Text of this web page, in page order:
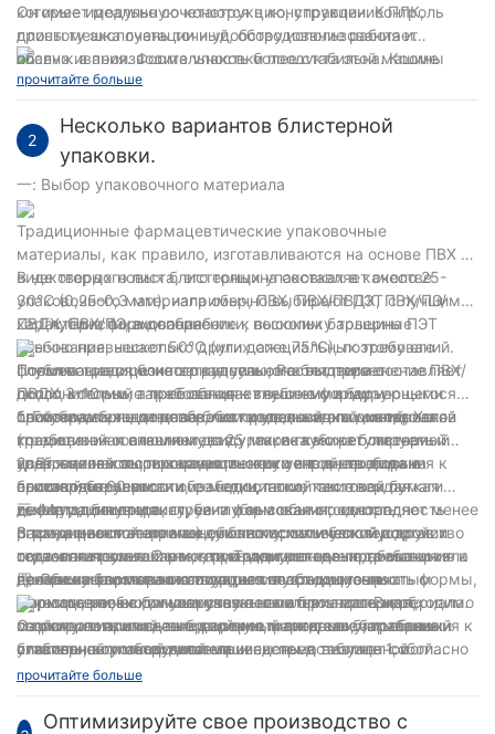
которые идеально сочетаются в конструкции. Контроль
длины мешка очень точный, оборудование работает
плавно, а производительность более стабильна. Кроме
того, датчик уровня жидкости используется для
резервуаре, чтобы обеспечить точность измерений.
Гидроксильная группа и сильный ультрафиолетовый свет,
излучаемый несколькими группами кварцевых ламп,
стерилизуют упаковочную пленку, и эффект стерилизации
хороший; оборудование подключено к системе CIP, которая
позволяет осуществлять автоматический цикл очистки и
эффективно удалять остатки в трубопроводе подачи
жидкости; внешнее устройство коррекции пленки.
Конструкция гарантирует, что упакованные товары всегда
заполняются в закрытой среде, что больше соответствует
требованиям гигиены и безопасности пищевых продуктов.
Он имеет модульную конструкцию, управление ПЛК,
простоту эксплуатации и удобство использования и
обслуживания. Форма упаковки продукта этой машины
представляет собой пакет подушечного типа с обратной
трехслойную соэкструдированную пленку, либо ретортную
пленку, сухую композитную пленку или многослойную
соэкструдированную композитную пленку (ПЭ/ПА). /ПЭТ,
ПЭ/ПА, ПЭ/ПЭТ, ПЭ/БОПП, ПЭ/АЛ/ПЭТ и т. д.) используются в
качестве упаковочных материалов и могут автоматически
выполнять такие процессы упаковки, как изготовление
пакетов, наполнение, измерение, запечатывание и резку, а
также печать даты.
прочитайте больше
2
Несколько вариантов блистерной
упаковки.
一: Выбор упаковочного материала
Традиционные фармацевтические упаковочные
материалы, как правило, изготавливаются на основе ПВХ в
виде твердого листа, его толщина составляет около 25-
30°C (0,25-0,3 мм), например, ПВХ, ПВХ/ПВДХ, ПВХ/ПЭ/
ПВДХ, ПВХ/ПЭ, в дополнение к высоким барьерные
требования, несколько других специальных требований.
Появляющаяся блистерная упаковка выдвигает
дополнительные требования к внешнему виду и
производительности обработки упаковочных материалов
(требования к внешнему виду, такие как: регулируемый
цвет, матовость, поверхность кожи и т. д.; требования к
производительности обработки, такие как: твердая
текстура блистера, глубина формования, однородность
растяжения материала). , поэтому химический состав и
технологические характеристики упаковочного материала
должны значительно отличаться от традиционных
фармацевтических упаковочных материалов. Виды,
свойства и применение распространенных блистерных
упаковочных материалов приведены в таблице 1, согласно
которой можно приобрести упаковочные материалы.
В некоторых новых блистерных упаковках в качестве
упаковочного материала обычно выбирают ПЭТ с лучшими
характеристиками обработки, поскольку толщина ПЭТ
обычно превышает 50°С (или даже 75°С), поэтому его
формование и резка затруднены; Растет применение ПВХ/
ПВДХ, который также обладает высокими барьерными
свойствами, но дешевле, чем холодный алюминий; Хотя
традиционная алюминиевая упаковка может отвечать
требованиям высококачественного внешнего вида и
высокой барьерности, ее недостатки, такие как легкая
деформация при экструзии и высокая стоимость,
ограничивают ее применение в косметической и других
отраслях промышленности; Традиционные требования к
печати на блистерах капсул, нет необходимости
маркировки, на большинстве новых блистеров необходимо
маркировать или даже двойную маркировку, требования к
стабильности оборудования
二: Глубина формования
Глубина традиционного капсульного блистера составляет
около 3-10 мм, а требования к глубине формирующегося
блистера выходят далеко за пределы этого диапазона.
1. Глубина большинства блистеров с жидкой ежедневной
косметикой составляет до 25 мм, а глубина блистерной
упаковки некоторых медицинских устройств должна
составлять 60 мм.
2. Для целей тестирования инструментов некоторые
блистерные упаковки из медицинской тестовой бумаги
имеют длинную длину, ее глубина обычно составляет менее
3 мм, а расстояние между блистером и блистером
составляет всего 2 мм, что выдвигает новые требования к
процессу формования твердого пластика. точность формы,
точность резки кончика указателя и прочность материала.
三: Метод гашения
В традиционной аптечке обычно используется устройство
подачи капсул-таблеток, при этом методе подачи
неизбежно возникает ситуация с пустым пузырчатым
пакетом, необходимо вручную наполнять материал,
поэтому появились вибрационный питатель, барабанный
питатель, воротный питатель и система визуальной
идентификации пустых капсул. но появление этих
более богатые потребности отрасли в блистерной упаковке.
四: Режим герметичного открытия
С принципиальной точки зрения, метод запечатывания
блистерной упаковочной машины представляет собой
горячее запечатывание, но традиционную таблетку можно
покровную пленку, метод запечатывания оборудования
прочитайте больше
Оптимизируйте свое производство с